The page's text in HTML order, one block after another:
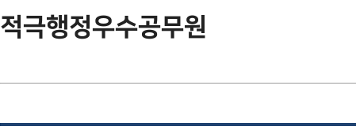
적극행정우수공무원